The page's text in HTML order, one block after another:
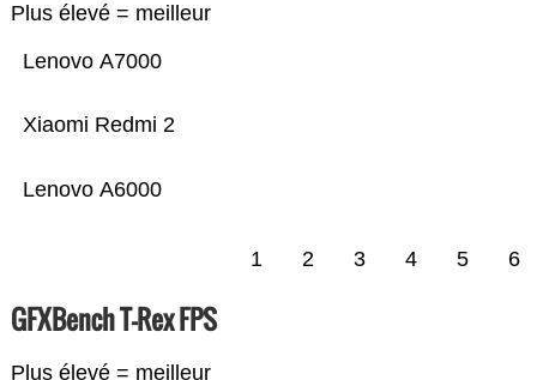
Plus élevé = meilleur
Lenovo A6000
Xiaomi Redmi 2
Lenovo A7000
1 2 3 4 5 6
GFXBench T-Rex FPS
Plus élevé = meilleur